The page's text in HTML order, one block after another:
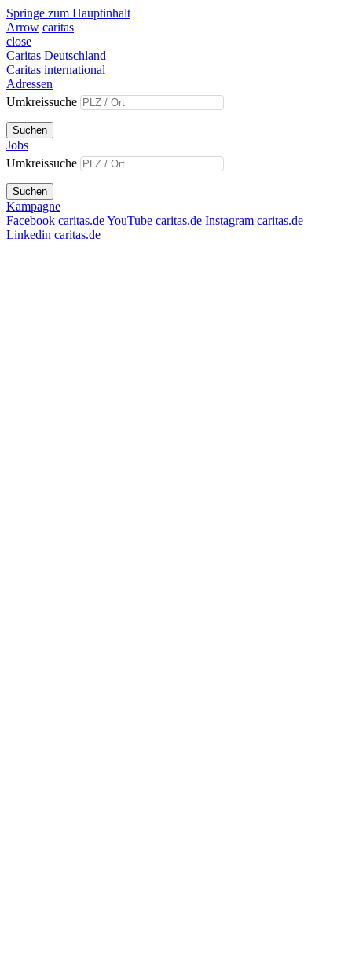
Springe zum Hauptinhalt
Arrow caritas
close
Caritas Deutschland
Caritas international
Adressen
Umkreissuche
Suchen
Jobs
Umkreissuche
Suchen
Kampagne
Facebook caritas.deYouTube caritas.de Instagram caritas.de
Linkedin caritas.de